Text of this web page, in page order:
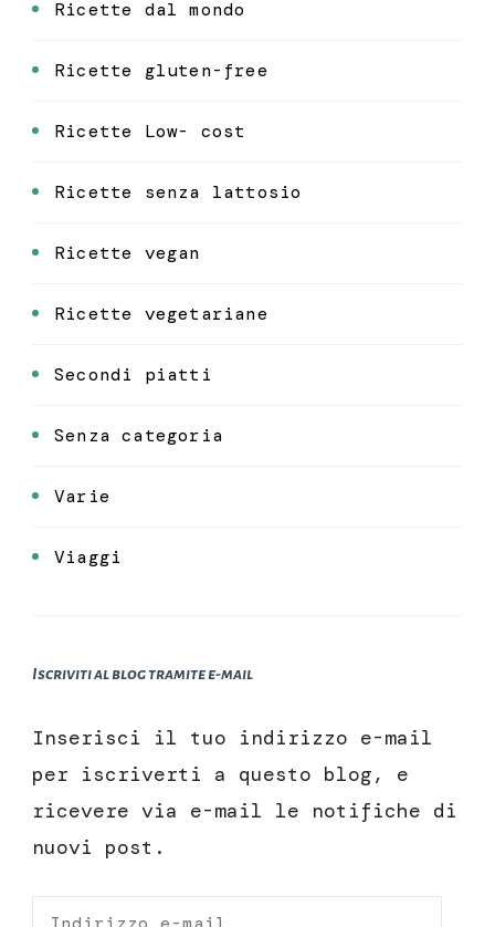
Ricette dal mondo
Ricette gluten-free
Ricette Low- cost
Ricette senza lattosio
Ricette vegan
Ricette vegetariane
Secondi piatti
Senza categoria
Varie
Viaggi
Iscriviti al blog tramite e-mail
Inserisci il tuo indirizzo e-mail
per iscriverti a questo blog, e
ricevere via e-mail le notifiche di
nuovi post.
Indirizzo